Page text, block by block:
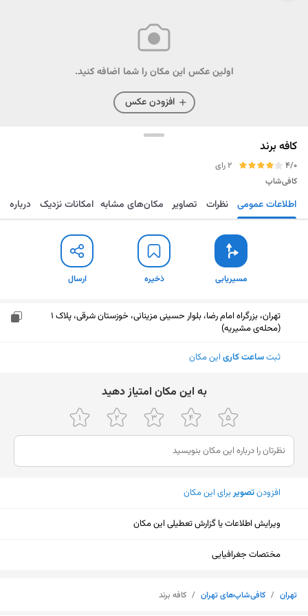
اولین عکس این مکان را شما اضافه کنید.
افزودن عکس
کافه برند
4/0
2 رای
کافی‌شاپ
مسیریابی ذخیره ارسال اطلاعات عمومی نظرات تصاویر مکان‌های مشابه امکانات نزدیک درباره
مسیریابی ذخیره ارسال
تهران، بزرگراه امام رضا، بلوار حسینی مزینانی، خوزستان شرقی، پلاک 1
(محله‌ی مشیریه)
ثبتساعت کاری این مکان
ﺑﻪ اﯾﻦ ﻣﮑﺎن اﻣﺘﯿﺎز دﻫﯿﺪ
افزودنتصویربرای این مکان
ویرایش اطلاعات یا گزارش تعطیلی این مکان
مختصات جغرافیایی
تهران / کافی‌شاپ‌های تهران / کافه برند